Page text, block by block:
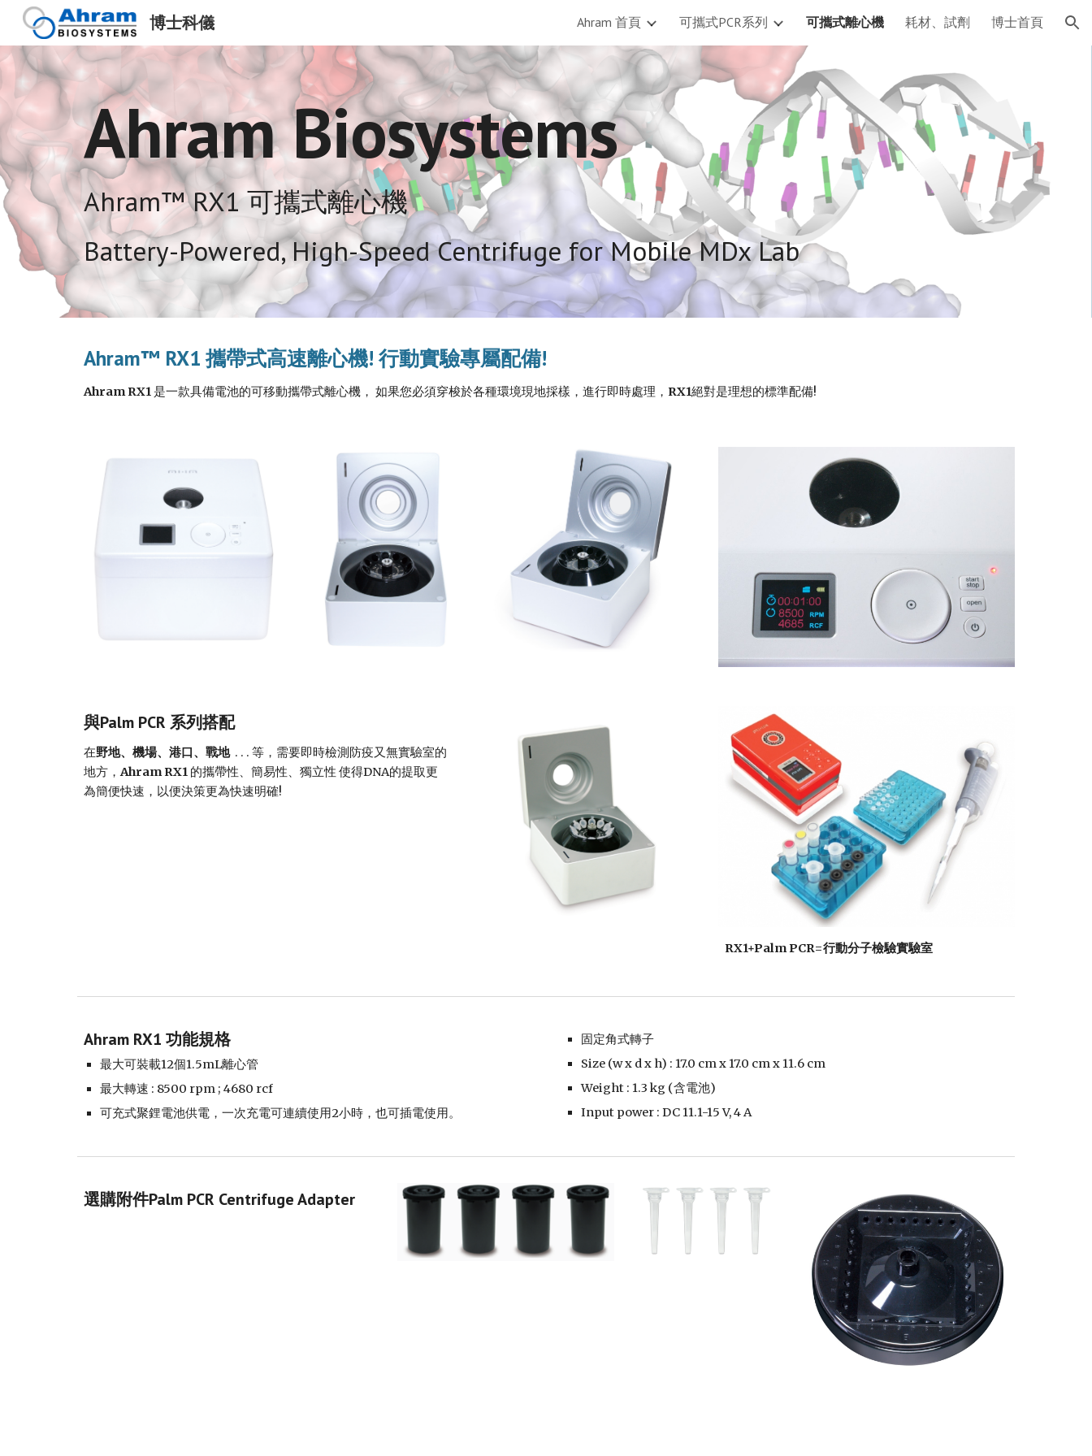
Skip to navigation
博士科儀 Ahram 首頁 可攜式PCR系列 可攜式離心機 耗材、試劑 博士首頁
Ahram Biosystems
Ahram™ RX1 可攜式離心機
Battery-Powered, High-Speed Centrifuge for Mobile MDx Lab
Ahram™ RX1 攜帶式高速離心機! 行動實驗專屬配備!
Ahram RX1 是一款具備電池的可移動攜帶式離心機， 如果您必須穿梭於各種環境現地採樣，進行即時處理， RX1絕對是理想的標準配備!
與Palm PCR 系列搭配
在野地、機場、港口、戰地
  . . . 等，需要即時檢測防疫又無實驗室的
地方，Ahram RX1 的攜帶性、簡易性、獨立性 使得DNA的提取更
為簡便快速，以便決策更為快速明確!
RX1+Palm PCR=行動分子檢驗實驗室
Ahram RX1 功能規格
最大可裝載12個1.5mL離心管
最大轉速 : 8500 rpm ; 4680 rcf
可充式聚鋰電池供電，一次充電可連續使用2小時，也可插電使用。
固定角式轉子
Size (w x d x h) : 17.0 cm x 17.0 cm x 11.6 cm
Weight : 1.3 kg (含電池)
Input power : DC 11.1-15 V, 4 A
選購附件Palm PCR Centrifuge Adapter